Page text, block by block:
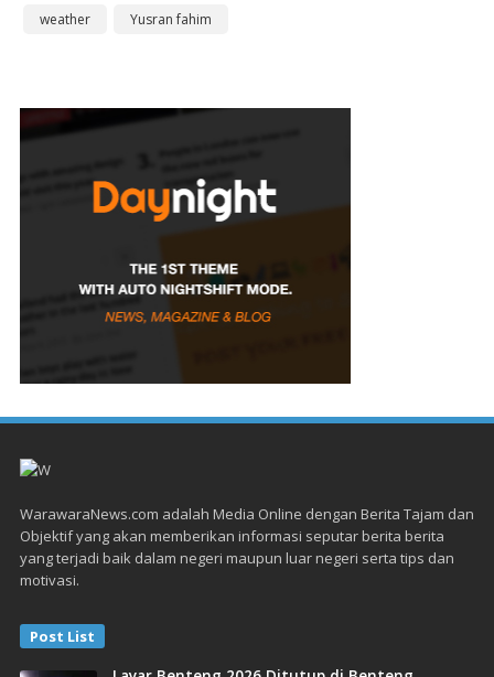
weather
Yusran fahim
WarawaraNews.com adalah Media Online dengan Berita Tajam dan
Objektif yang akan memberikan informasi seputar berita berita
yang terjadi baik dalam negeri maupun luar negeri serta tips dan
motivasi.
Post List